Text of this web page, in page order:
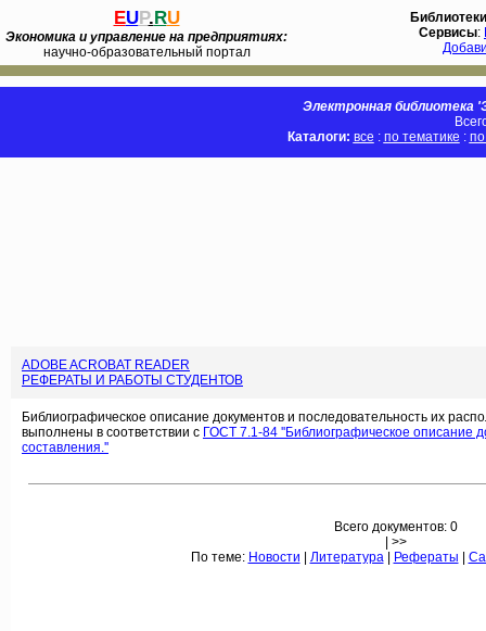
EUP.RU
Экономика и управление на предприятиях:
научно-образовательный портал
Библиотеки
Сервисы:
Электронная библиотека
Каталоги: все : по тематике :
ADOBE ACROBAT READER
РЕФЕРАТЫ И РАБОТЫ СТУДЕНТОВ
Библиографическое описание документов и последовательность их
выполнены в соответствии с ГОСТ 7.1-84 ''Библиографическое описание
составления.''
Всего документов: 0
| >>
По теме: Новости Литература| Рефераты